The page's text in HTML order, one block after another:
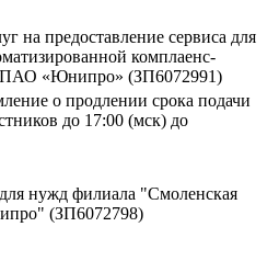
на предоставление сервиса для
комплаенс-
ПАО «Юнипро» (ЗП6072991)
о продлении срока подачи
до 17:00 (мск) до
нужд филиала "Смоленская
(ЗП6072798)